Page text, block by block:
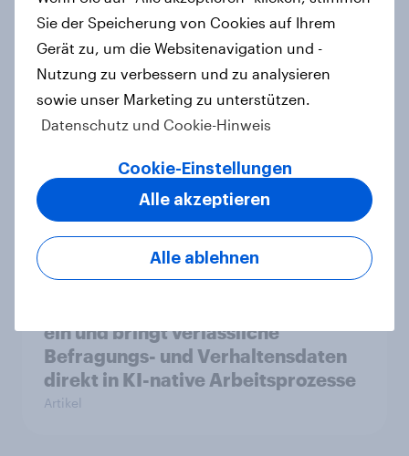
Report
Steigende Benzinpreise verändern
das Mobilitätsverhalten – Deutsche
Auto auf öffentliche Verkehrsmittel
Artikel
ein und bringt verlässliche
Befragungs- und Verhaltensdaten
direkt in KI-native Arbeitsprozesse
Artikel
Sie der Speicherung von Cookies auf Ihrem
Gerät zu, um die Websitenavigation und -
Nutzung zu verbessern und zu analysieren
sowie unser Marketing zu unterstützen.
Datenschutz und Cookie-Hinweis
Cookie-Einstellungen
Alle ablehnen
Alle akzeptieren